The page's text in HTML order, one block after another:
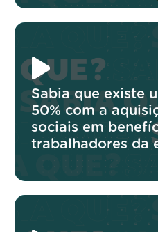
Sabia que existe
50% com a
sociais em
trabalhadores da